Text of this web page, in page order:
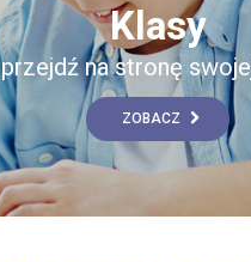
Klasy
przejdź na stronę
ZOBACZ